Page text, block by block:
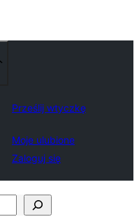
Prześlij wtyczkę
Moje ulubione
Zaloguj się